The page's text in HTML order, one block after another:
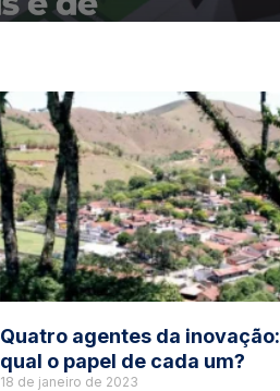
Quatro agentes da inovação:
qual o papel de cada um?
18 de janeiro de 2023